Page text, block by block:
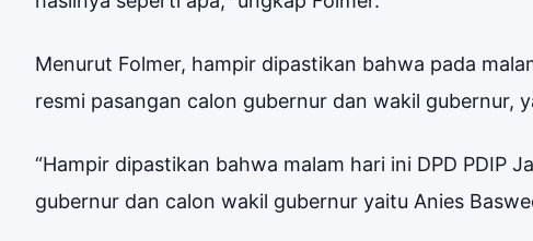
Menurut Folmer, hampir dipastikan bahwa pada
resmi pasangan calon gubernur dan wakil gubernur,
“Hampir dipastikan bahwa malam hari ini DPD PDIP
gubernur dan calon wakil gubernur yaitu Anies